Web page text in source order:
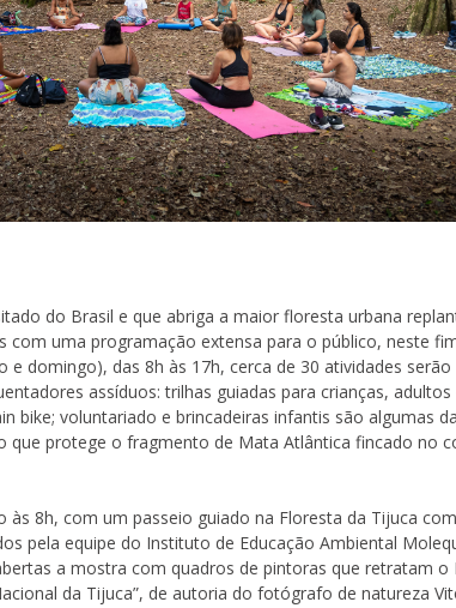
do Brasil e que abriga a maior floresta urbana
com uma programação extensa para o público, neste
e domingo), das 8h às 17h, cerca de 30 atividades serão
assíduos: trilhas guiadas para crianças, adultos
bike; voluntariado e brincadeiras infantis são algumas
que protege o fragmento de Mata Atlântica fincado no
8h, com um passeio guiado na Floresta da Tijuca
pela equipe do Instituto de Educação Ambiental
a mostra com quadros de pintoras que retratam o
da Tijuca”, de autoria do fotógrafo de natureza